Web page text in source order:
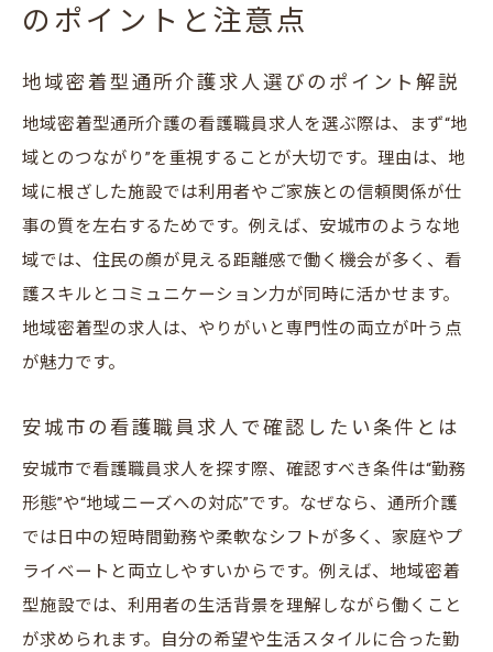
のポイントと注意点
地域密着型通所介護求人選びのポイント解説
地域密着型通所介護の看護職員求人を選ぶ際は、まず“地
域とのつながり”を重視することが大切です。理由は、地
域に根ざした施設では利用者やご家族との信頼関係が仕
事の質を左右するためです。例えば、安城市のような地
域では、住民の顔が見える距離感で働く機会が多く、看
護スキルとコミュニケーション力が同時に活かせます。
地域密着型の求人は、やりがいと専門性の両立が叶う点
が魅力です。
安城市の看護職員求人で確認したい条件とは
安城市で看護職員求人を探す際、確認すべき条件は“勤務
形態”や“地域ニーズへの対応”です。なぜなら、通所介護
では日中の短時間勤務や柔軟なシフトが多く、家庭やプ
ライベートと両立しやすいからです。例えば、地域密着
型施設では、利用者の生活背景を理解しながら働くこと
が求められます。自分の希望や生活スタイルに合った勤